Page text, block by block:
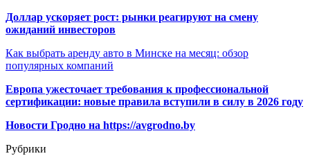
Доллар ускоряет рост: рынки реагируют на смену
ожиданий инвесторов
Как выбрать аренду авто в Минске на месяц: обзор
популярных компаний
Европа ужесточает требования к профессиональной
сертификации: новые правила вступили в силу в 2026 году
Новости Гродно на https://avgrodno.by
Рубрики